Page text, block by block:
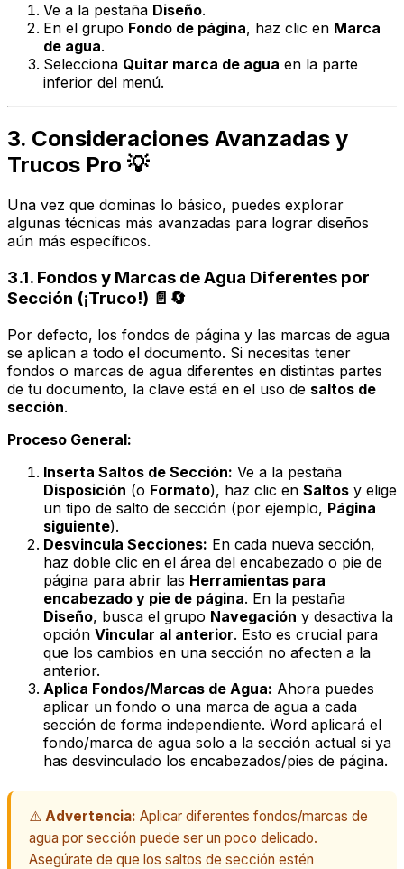
Ve a la pestaña Diseño.
En el grupo Fondo de página, haz clic en Marca
de agua.
Selecciona Quitar marca de agua en la parte
inferior del menú.
3. Consideraciones Avanzadas y
Trucos Pro 💡
Una vez que dominas lo básico, puedes explorar
algunas técnicas más avanzadas para lograr diseños
aún más específicos.
3.1. Fondos y Marcas de Agua Diferentes por
Sección (¡Truco!) 📄🔄
Por defecto, los fondos de página y las marcas de agua
se aplican a todo el documento. Si necesitas tener
fondos o marcas de agua diferentes en distintas partes
de tu documento, la clave está en el uso de saltos de
sección.
Proceso General:
Inserta Saltos de Sección: Ve a la pestaña
Disposición (o Formato), haz clic en Saltos y elige
un tipo de salto de sección (por ejemplo, Página
siguiente).
Desvincula Secciones: En cada nueva sección,
haz doble clic en el área del encabezado o pie de
página para abrir las Herramientas para
encabezado y pie de página. En la pestaña
Diseño, busca el grupo Navegación y desactiva la
opción Vincular al anterior. Esto es crucial para
que los cambios en una sección no afecten a la
anterior.
Aplica Fondos/Marcas de Agua: Ahora puedes
aplicar un fondo o una marca de agua a cada
sección de forma independiente. Word aplicará el
fondo/marca de agua solo a la sección actual si ya
has desvinculado los encabezados/pies de página.
⚠️ Advertencia: Aplicar diferentes fondos/marcas de
agua por sección puede ser un poco delicado.
Asegúrate de que los saltos de sección estén